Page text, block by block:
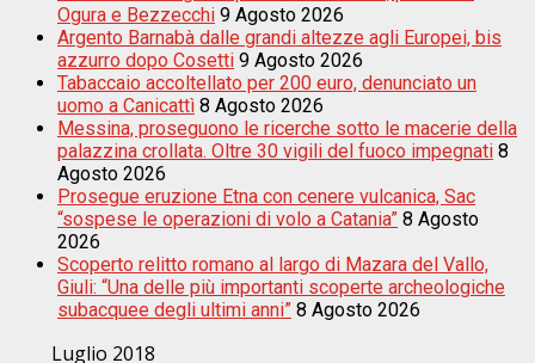
Ogura e Bezzecchi 9 Agosto 2026
Argento Barnabà dalle grandi altezze agli Europei, bis
azzurro dopo Cosetti 9 Agosto 2026
Tabaccaio accoltellato per 200 euro, denunciato un
uomo a Canicattì 8 Agosto 2026
Messina, proseguono le ricerche sotto le macerie della
palazzina crollata. Oltre 30 vigili del fuoco impegnati 8
Agosto 2026
Prosegue eruzione Etna con cenere vulcanica, Sac
“sospese le operazioni di volo a Catania” 8 Agosto
2026
Scoperto relitto romano al largo di Mazara del Vallo,
Giuli: “Una delle più importanti scoperte archeologiche
subacquee degli ultimi anni” 8 Agosto 2026
Luglio 2018